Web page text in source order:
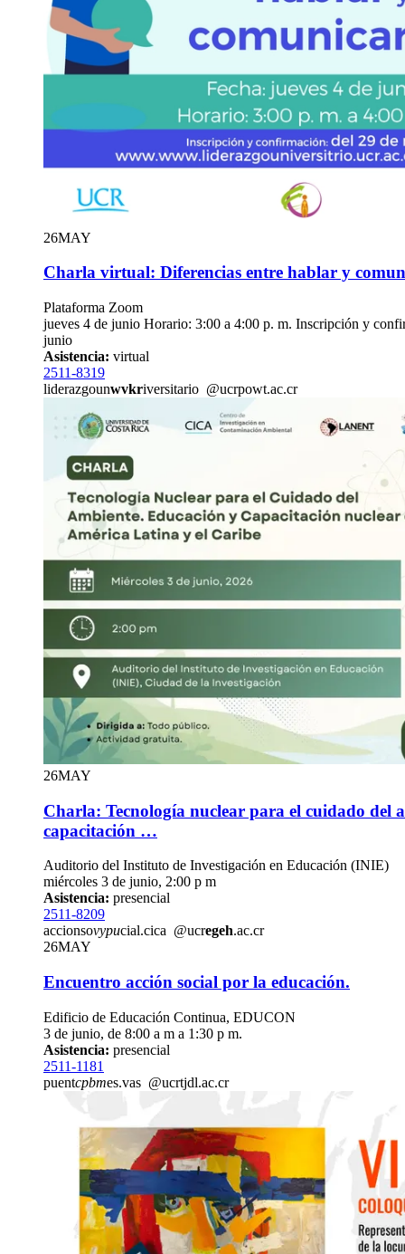
26MAY
Charla virtual: Diferencias entre hablar y
Plataforma Zoom
jueves 4 de junio Horario: 3:00 a 4:00 p. m. Inscripción y
junio
Asistencia: virtual
2511-8319
liderazgounwvkriversitario @ucrpowt.ac.cr
26MAY
Charla: Tecnología nuclear para el cuidado del
capacitación …
Auditorio del Instituto de Investigación en Educación (INIE)
miércoles 3 de junio, 2:00 p m
Asistencia: presencial
2511-8209
accionsovypucial.cica @ucregeh.ac.cr
26MAY
Encuentro acción social por la educación.
Edificio de Educación Continua, EDUCON
3 de junio, de 8:00 a m a 1:30 p m.
Asistencia: presencial
2511-1181
puentcpbmes.vas @ucrtjdl.ac.cr